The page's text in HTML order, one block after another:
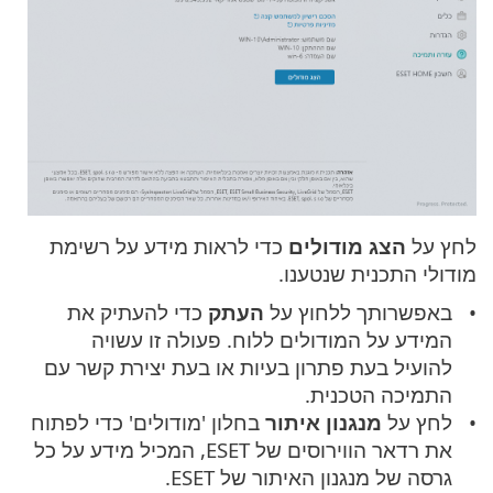
לחץ על הצג מודולים כדי לראות מידע על רשימת
מודולי התכנית שנטענו.
באפשרותך ללחוץ על העתק כדי להעתיק את
המידע על המודולים ללוח. פעולה זו עשויה
להועיל בעת פתרון בעיות או בעת יצירת קשר עם
התמיכה הטכנית.
לחץ על מנגנון איתור בחלון 'מודולים' כדי לפתוח
את רדאר הווירוסים של ESET, המכיל מידע על כל
גרסה של מנגנון האיתור של ESET.